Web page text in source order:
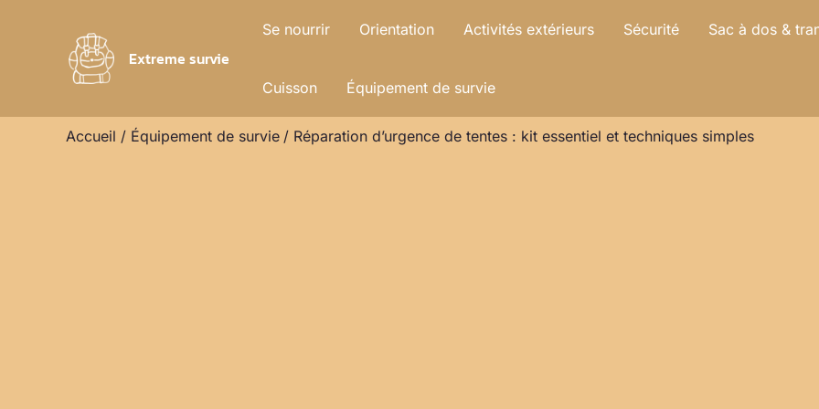
Extreme survie
Se nourrir Orientation Activités extérieurs Sécurité Sac à dos &
Cuisson Équipement de survie
Accueil Équipement de survie Réparation d’urgence de tentes : kit essentiel et techniques simples